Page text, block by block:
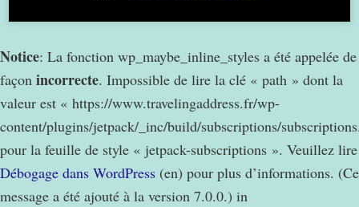
Notice: La fonction wp_maybe_inline_styles a été appelée de
façon incorrecte. Impossible de lire la clé « path » dont la
valeur est « https://www.travelingaddress.fr/wp-
content/plugins/jetpack/_inc/build/subscriptions/
pour la feuille de style « jetpack-subscriptions ». Veuillez lire
Débogage dans WordPress (en) pour plus d’informations. (Ce
message a été ajouté à la version 7.0.0.) in